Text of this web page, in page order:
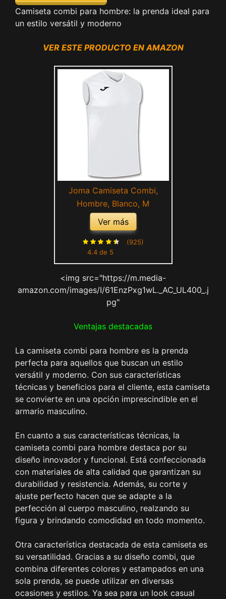
Camiseta combi para hombre: la prenda ideal para
un estilo versátil y moderno
VER ESTE PRODUCTO EN AMAZON
Joma Camiseta Combi,
Hombre, Blanco, M
Ver más
4.4 de 5
(925)
<img src="https://m.media-
amazon.com/images/I/61EnzPxg1wL._AC_UL400_.j
pg"
Ventajas destacadas
La camiseta combi para hombre es la prenda
perfecta para aquellos que buscan un estilo
versátil y moderno. Con sus características
técnicas y beneficios para el cliente, esta camiseta
se convierte en una opción imprescindible en el
armario masculino.
En cuanto a sus características técnicas, la
camiseta combi para hombre destaca por su
diseño innovador y funcional. Está confeccionada
con materiales de alta calidad que garantizan su
durabilidad y resistencia. Además, su corte y
ajuste perfecto hacen que se adapte a la
perfección al cuerpo masculino, realzando su
figura y brindando comodidad en todo momento.
Otra característica destacada de esta camiseta es
su versatilidad. Gracias a su diseño combi, que
combina diferentes colores y estampados en una
sola prenda, se puede utilizar en diversas
ocasiones y estilos. Ya sea para un look casual